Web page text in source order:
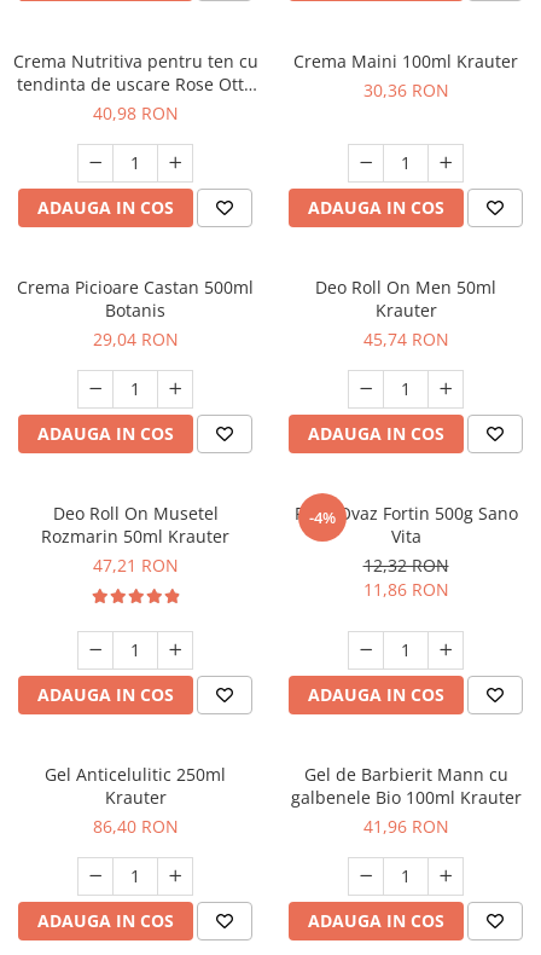
Crema Nutritiva pentru ten cu
tendinta de uscare Rose Otto
30g Naturotto
40,98 RON
ADAUGA IN COS
Crema Maini 100ml Krauter
30,36 RON
ADAUGA IN COS
Crema Picioare Castan 500ml
Botanis
29,04 RON
ADAUGA IN COS
Deo Roll On Men 50ml
Krauter
45,74 RON
ADAUGA IN COS
Deo Roll On Musetel
Rozmarin 50ml Krauter
47,21 RON
ADAUGA IN COS
-4%
Fulgi Ovaz Fortin 500g Sano
Vita
12,32 RON
11,86 RON
ADAUGA IN COS
Gel Anticelulitic 250ml
Krauter
86,40 RON
ADAUGA IN COS
Gel de Barbierit Mann cu
galbenele Bio 100ml Krauter
41,96 RON
ADAUGA IN COS